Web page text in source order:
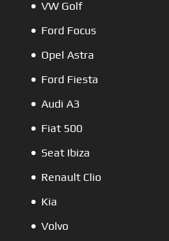
VW Golf
Ford Focus
Opel Astra
Ford Fiesta
Audi A3
Fiat 500
Seat Ibiza
Renault Clio
Kia
Volvo